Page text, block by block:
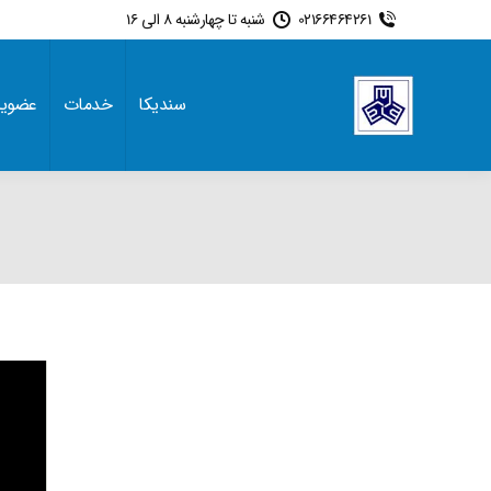
02166464261 شنبه تا چهارشنبه 8 الی 16
سندیکا خدمات